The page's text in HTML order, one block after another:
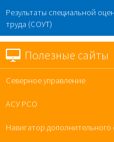
Результаты специальной
труда (СОУТ)
Полезные сайты
Северное управление
АСУ РСО
Навигатор дополнительного